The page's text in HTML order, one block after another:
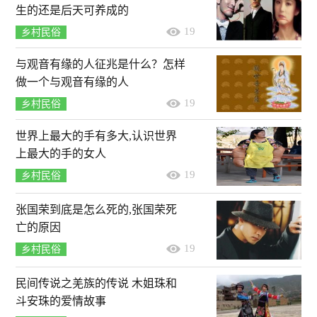
生的还是后天可养成的
乡村民俗 19
与观音有缘的人征兆是什么？怎样
做一个与观音有缘的人
乡村民俗 19
世界上最大的手有多大,认识世界
上最大的手的女人
乡村民俗 19
张国荣到底是怎么死的,张国荣死
亡的原因
乡村民俗 19
民间传说之羌族的传说 木姐珠和
斗安珠的爱情故事